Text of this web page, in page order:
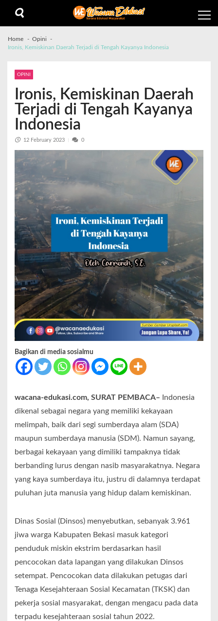
Home
Opini
Ironis, Kemiskinan Daerah Terjadi di Tengah Kayanya Indonesia
OPINI
Ironis, Kemiskinan Daerah
Terjadi di Tengah Kayanya
Indonesia
12 February 2023 0
Bagikan di media sosialmu
wacana-edukasi.com, SURAT PEMBACA– Indonesia
dikenal sebagai negara yang memiliki kekayaan
melimpah, baik dari segi sumberdaya alam (SDA)
maupun sumberdaya manusia (SDM). Namun sayang,
berbagai kekayaan yang dimiliki tampaknya tidak
berbanding lurus dengan nasib masyarakatnya. Negara
yang kaya sumberdaya itu, justru di dalamnya terdapat
puluhan juta manusia yang hidup dalam kemiskinan.
Dinas Sosial (Dinsos) menyebutkan, sebanyak 3.961
jiwa warga Kabupaten Bekasi masuk kategori
penduduk miskin ekstrim berdasarkan hasil
pencocokan data lapangan yang dilakukan Dinsos
setempat. Pencocokan data dilakukan petugas dari
Tenaga Kesejahteraan Sosial Kecamatan (TKSK) dan
pekerja sosial masyarakat, dengan mengacu pada data
terpadu kesejahteraan sosial tahun 2022.